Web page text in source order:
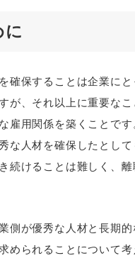
に
確保することは企業に
が、それ以上に重要なこ
雇用関係を築くことです
な人材を確保したとし
続けることは難しく、離
側が優秀な人材と長期
められることについて考